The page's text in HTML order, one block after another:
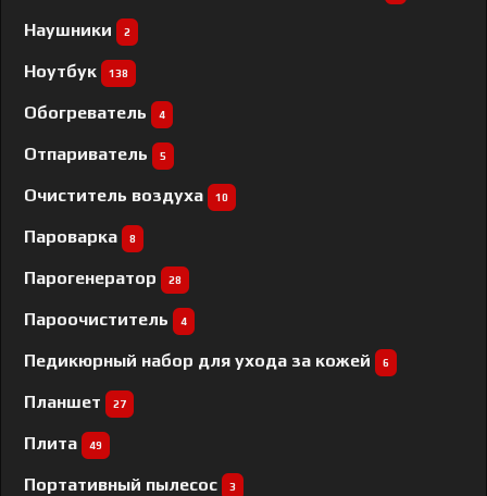
Наушники 2
Ноутбук 138
Обогреватель 4
Отпариватель 5
Очиститель воздуха 10
Пароварка 8
Парогенератор 28
Пароочиститель 4
Педикюрный набор для ухода за кожей 6
Планшет 27
Плита 49
Портативный пылесос 3